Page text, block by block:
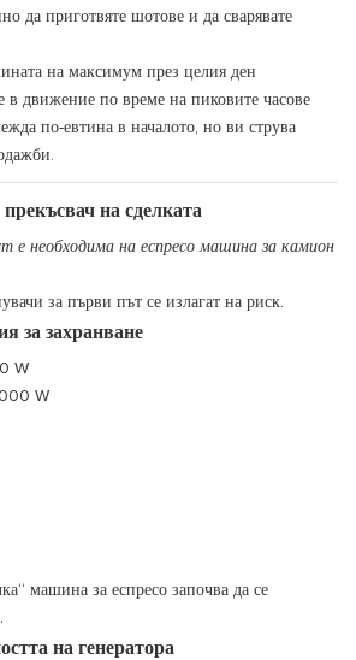
да приготвяте шотове и да сварявате
на максимум през целия ден
движение по време на пиковите часове
по-евтина в началото, но ви струва
на сделката
е необходима на еспресо машина за камион
за първи път се излагат на риск.
за захранване
W
W
машина за еспресо започва да се
на генератора